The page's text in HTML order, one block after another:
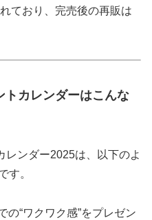
ており、完売後の再販は
カレンダーはこんな
レンダー2025は、以下のよ
す。
の“ワクワク感”をプレゼン